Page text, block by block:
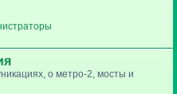
о метро-2, мосты и